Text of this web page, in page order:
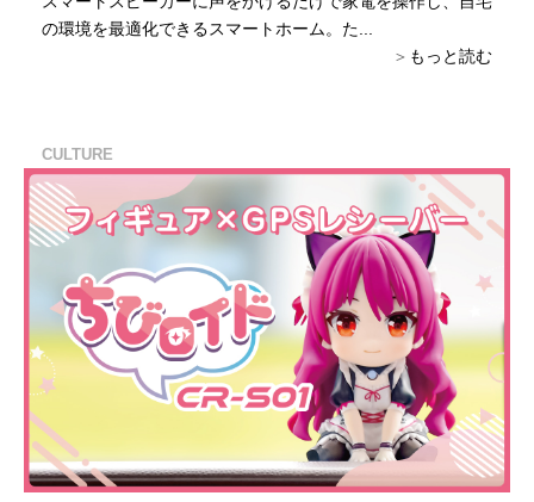
の環境を最適化できるスマートホーム。た...
もっと読む
CULTURE